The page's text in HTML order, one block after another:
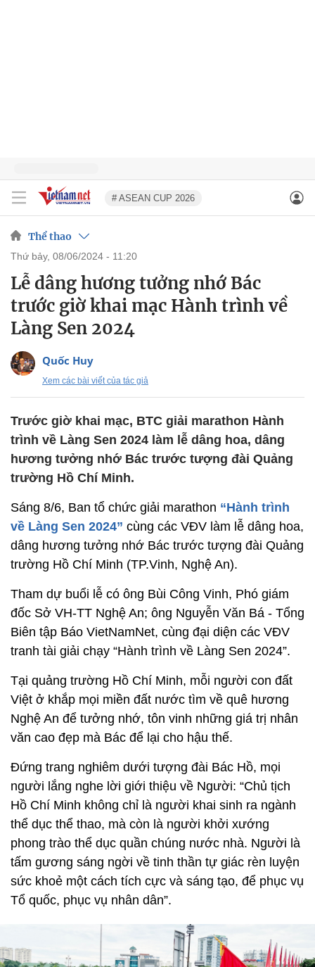
# ASEAN CUP 2026
Thể thao
thứ bảy, 08/06/2024 - 11:20
Lễ dâng hương tưởng nhớ Bác
trước giờ khai mạc Hành trình về
Làng Sen 2024
Quốc Huy
Xem các bài viết của tác giả
Trước giờ khai mạc, BTC giải marathon Hành
trình về Làng Sen 2024 làm lễ dâng hoa, dâng
hương tưởng nhớ Bác trước tượng đài Quảng
trường Hồ Chí Minh.
Sáng 8/6, Ban tổ chức giải marathon “Hành trình
về Làng Sen 2024” cùng các VĐV làm lễ dâng hoa,
dâng hương tưởng nhớ Bác trước tượng đài Quảng
trường Hồ Chí Minh (TP.Vinh, Nghệ An).
Tham dự buổi lễ có ông Bùi Công Vinh, Phó giám
đốc Sở VH-TT Nghệ An; ông Nguyễn Văn Bá - Tổng
Biên tập Báo VietNamNet, cùng đại diện các VĐV
tranh tài giải chạy “Hành trình về Làng Sen 2024”.
Tại quảng trường Hồ Chí Minh, mỗi người con đất
Việt ở khắp mọi miền đất nước tìm về quê hương
Nghệ An để tưởng nhớ, tôn vinh những giá trị nhân
văn cao đẹp mà Bác để lại cho hậu thế.
Đứng trang nghiêm dưới tượng đài Bác Hồ, mọi
người lắng nghe lời giới thiệu về Người: “Chủ tịch
Hồ Chí Minh không chỉ là người khai sinh ra ngành
thể dục thể thao, mà còn là người khởi xướng
phong trào thể dục quần chúng nước nhà. Người là
tấm gương sáng ngời về tinh thần tự giác rèn luyện
sức khoẻ một cách tích cực và sáng tạo, để phục vụ
Tổ quốc, phục vụ nhân dân”.